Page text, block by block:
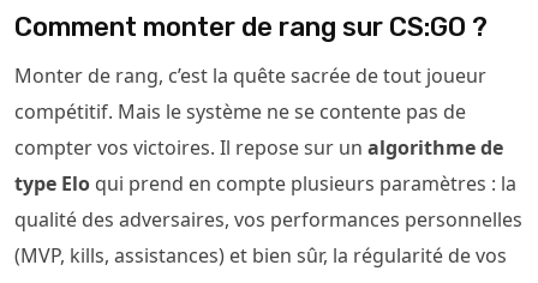
Comment monter de rang sur CS:GO ?
Monter de rang, c’est la quête sacrée de tout joueur
compétitif. Mais le système ne se contente pas de
compter vos victoires. Il repose sur un algorithme de
type Elo qui prend en compte plusieurs paramètres : la
qualité des adversaires, vos performances personnelles
(MVP, kills, assistances) et bien sûr, la régularité de vos